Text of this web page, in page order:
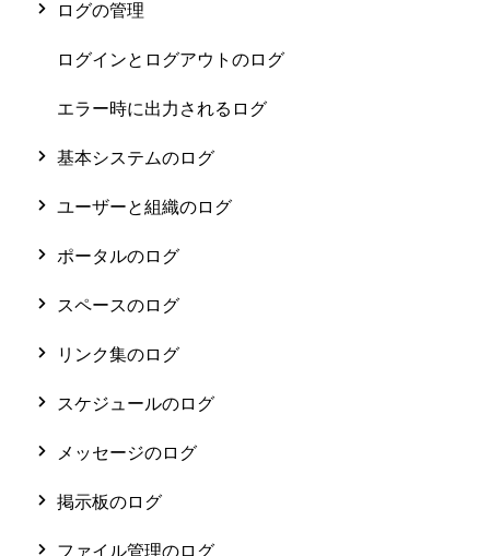
ログの管理
ログインとログアウトのログ
エラー時に出力されるログ
基本システムのログ
ユーザーと組織のログ
ポータルのログ
スペースのログ
リンク集のログ
スケジュールのログ
メッセージのログ
掲示板のログ
ファイル管理のログ